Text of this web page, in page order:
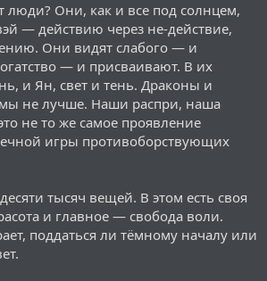
люди? Они, как и все под солнцем,
— действию через не-действие,
Они видят слабого — и
— и присваивают. В их
и Ян, свет и тень. Драконы и
не лучше. Наши распри, наша
не то же самое проявление
игры противоборствующих
тысяч вещей. В этом есть своя
и главное — свобода воли.
поддаться ли тёмному началу или